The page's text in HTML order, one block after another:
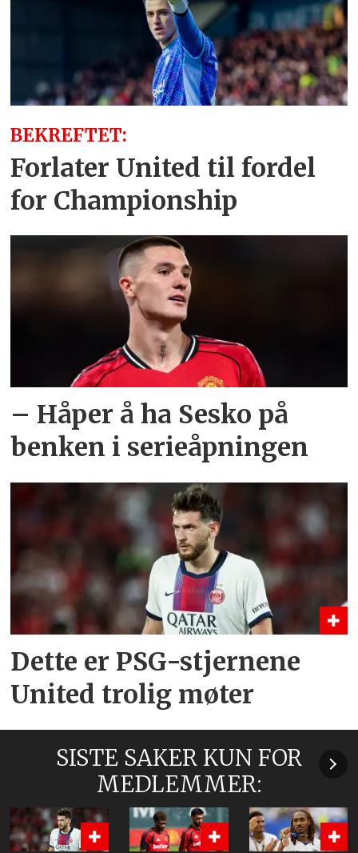
BEKREFTET:
Forlater United til fordel
for Championship
– Håper å ha Sesko på
benken i serieåpningen
Dette er PSG-stjernene
United trolig møter
SISTE SAKER KUN FOR
MEDLEMMER: